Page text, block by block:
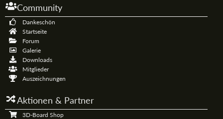
Community
Dankeschön
Startseite
Forum
Galerie
Downloads
Mitglieder
Auszeichnungen
Aktionen & Partner
3D-Board Shop